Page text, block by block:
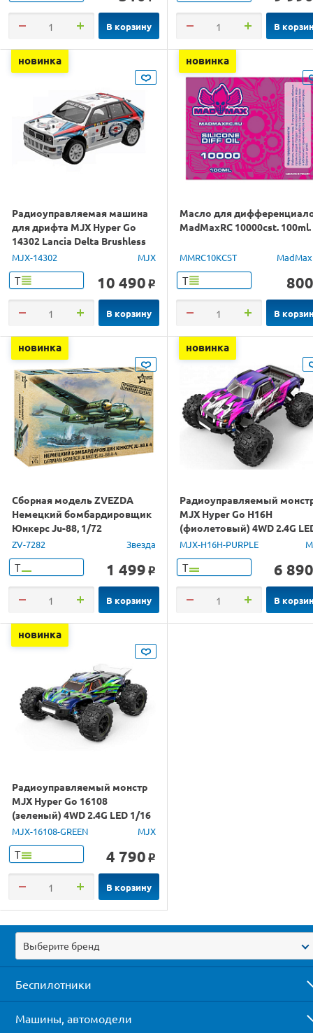
В корзину В
новинка
Радиоуправляемая машина
для дрифта MJX Hyper Go
14302 Lancia Delta Brushless
4WD 2.4G LED 1/14 RTR
MJX-14302 MJX
Т 10 490 o
В корзину
новинка
Масло для
MadMaxRC 10000cst. 100ml.
MMRC10KCST
Т 800
В
новинка
Сборная модель ZVEZDA
Немецкий бомбардировщик
Юнкерс Ju-88, 1/72
ZV-7282 Звезда
Т 1 499 o
В корзину
новинка
Радиоуправляемый
MJX Hyper Go H16H
(фиолетовый) 4WD 2.4G
GPS 1/16 RTR
MJX-H16H-PURPLE
Т 6 890
В
новинка
Радиоуправляемый монстр
MJX Hyper Go 16108
(зеленый) 4WD 2.4G LED 1/16
RTR
MJX-16108-GREEN MJX
Т 4 790 o
В корзину
Выберите бренд
Беспилотники
Машины, автомодели